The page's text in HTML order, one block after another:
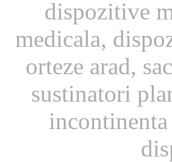
dispozitive
medicala,
orteze arad,
sustinatori